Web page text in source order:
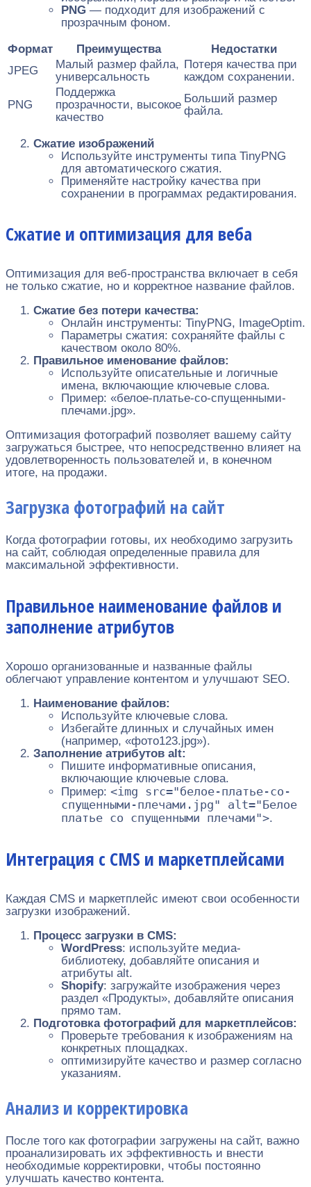
PNG — подходит для изображений с
прозрачным фоном.
Формат
Преимущества
Недостатки
JPEG
Малый размер файла,
универсальность
Потеря качества при
каждом сохранении.
PNG
Поддержка
прозрачности, высокое
качество
Больший размер
файла.
Сжатие изображений
Используйте инструменты типа TinyPNG
для автоматического сжатия.
Применяйте настройку качества при
сохранении в программах редактирования.
Сжатие и оптимизация для веба
Оптимизация для веб-пространства включает в себя
не только сжатие, но и корректное название файлов.
Сжатие без потери качества:
Онлайн инструменты: TinyPNG, ImageOptim.
Параметры сжатия: сохраняйте файлы с
качеством около 80%.
Правильное именование файлов:
Используйте описательные и логичные
имена, включающие ключевые слова.
Пример: «белое-платье-со-спущенными-
плечами.jpg».
Оптимизация фотографий позволяет вашему сайту
загружаться быстрее, что непосредственно влияет на
удовлетворенность пользователей и, в конечном
итоге, на продажи.
Загрузка фотографий на сайт
Когда фотографии готовы, их необходимо загрузить
на сайт, соблюдая определенные правила для
максимальной эффективности.
Правильное наименование файлов и
заполнение атрибутов
Хорошо организованные и названные файлы
облегчают управление контентом и улучшают SEO.
Наименование файлов:
Используйте ключевые слова.
Избегайте длинных и случайных имен
(например, «фото123.jpg»).
Заполнение атрибутов alt:
Пишите информативные описания,
включающие ключевые слова.
Пример: <img src="белое-платье-со-
спущенными-плечами.jpg" alt="Белое
платье со спущенными плечами">.
Интеграция с CMS и маркетплейсами
Каждая CMS и маркетплейс имеют свои особенности
загрузки изображений.
Процесс загрузки в CMS:
WordPress: используйте медиа-
библиотеку, добавляйте описания и
атрибуты alt.
Shopify: загружайте изображения через
раздел «Продукты», добавляйте описания
прямо там.
Подготовка фотографий для маркетплейсов:
Проверьте требования к изображениям на
конкретных площадках.
оптимизируйте качество и размер согласно
указаниям.
Анализ и корректировка
После того как фотографии загружены на сайт, важно
проанализировать их эффективность и внести
необходимые корректировки, чтобы постоянно
улучшать качество контента.